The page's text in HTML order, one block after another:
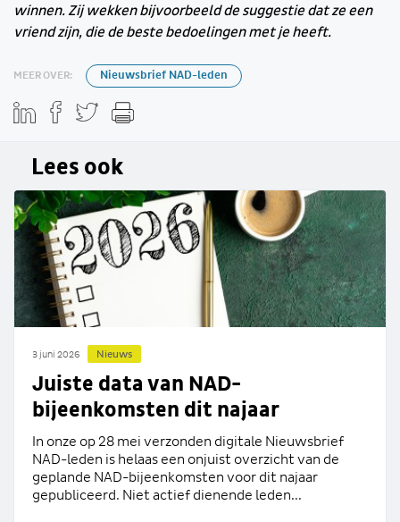
winnen. Zij wekken bijvoorbeeld de suggestie dat ze een
vriend zijn, die de beste bedoelingen met je heeft.
MEER OVER: Nieuwsbrief NAD-leden
Lees ook
3 juni 2026 Nieuws
Juiste data van NAD-
bijeenkomsten dit najaar
In onze op 28 mei verzonden digitale Nieuwsbrief
NAD-leden is helaas een onjuist overzicht van de
geplande NAD-bijeenkomsten voor dit najaar
gepubliceerd. Niet actief dienende leden...